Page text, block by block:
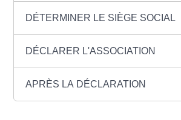
DÉTERMINER LE SIÈGE SOCIAL
DÉCLARER L'ASSOCIATION
APRÈS LA DÉCLARATION